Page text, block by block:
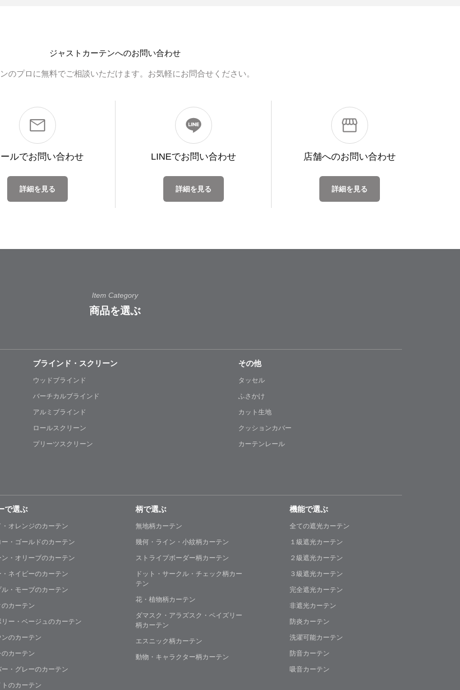
ジャストカーテンへのお問い合わせ
のプロに無料でご相談いただけます。お気軽にお問合せください。
ルでお問い合わせ
詳細を見る
LINEでお問い合わせ
詳細を見る
店舗へのお問い合わせ
詳細を見る
Item Category
商品を選ぶ
ブラインド・スクリーン
ウッドブラインド
バーチカルブラインド
アルミブラインド
ロールスクリーン
プリーツスクリーン
その他
タッセル
ふさかけ
カット生地
クッションカバー
カーテンレール
で選ぶ
・オレンジのカーテン
ー・ゴールドのカーテン
ン・オリーブのカーテン
・ネイビーのカーテン
ル・モーブのカーテン
カーテン
リー・ベージュのカーテン
のカーテン
カーテン
ー・グレーのカーテン
のカーテン
柄で選ぶ
無地柄カーテン
幾何・ライン・小紋柄カーテン
ストライプボーダー柄カーテン
ドット・サークル・チェック柄カー
テン
花・植物柄カーテン
ダマスク・アラズスク・ペイズリー
柄カーテン
エスニック柄カーテン
動物・キャラクター柄カーテン
機能で選ぶ
全ての遮光カーテン
１級遮光カーテン
２級遮光カーテン
３級遮光カーテン
完全遮光カーテン
非遮光カーテン
防炎カーテン
洗濯可能カーテン
防音カーテン
吸音カーテン